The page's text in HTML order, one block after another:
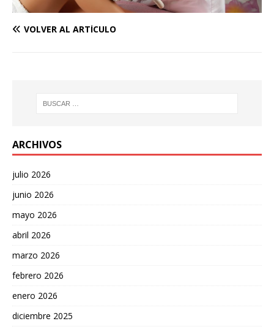
VOLVER AL ARTÍCULO
ARCHIVOS
julio 2026
junio 2026
mayo 2026
abril 2026
marzo 2026
febrero 2026
enero 2026
diciembre 2025